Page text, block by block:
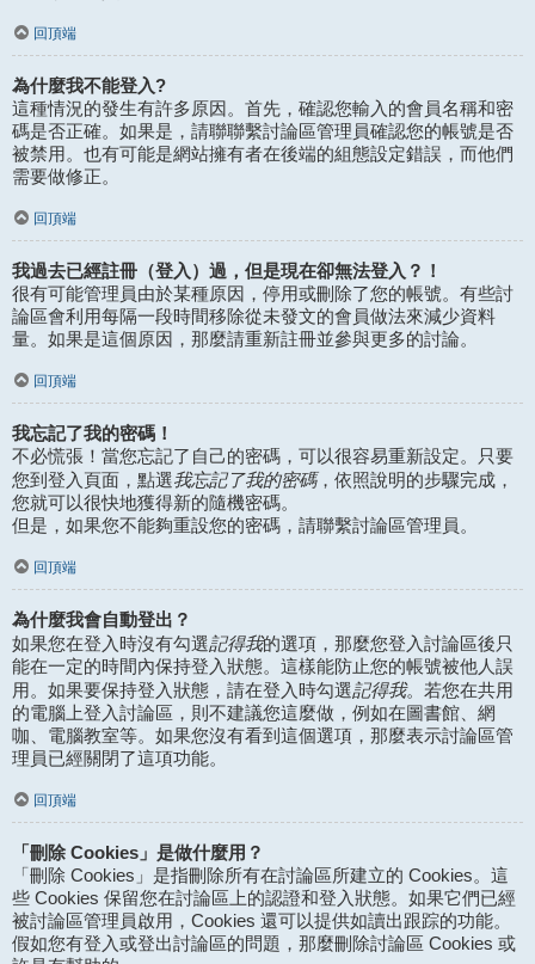
回頂端
為什麼我不能登入?
這種情況的發生有許多原因。首先，確認您輸入的會員名稱和密
碼是否正確。如果是，請聯聯繫討論區管理員確認您的帳號是否
被禁用。也有可能是網站擁有者在後端的組態設定錯誤，而他們
需要做修正。
回頂端
我過去已經註冊（登入）過，但是現在卻無法登入？！
很有可能管理員由於某種原因，停用或刪除了您的帳號。有些討
論區會利用每隔一段時間移除從未發文的會員做法來減少資料
量。如果是這個原因，那麼請重新註冊並參與更多的討論。
回頂端
我忘記了我的密碼！
不必慌張！當您忘記了自己的密碼，可以很容易重新設定。只要
您到登入頁面，點選我忘記了我的密碼，依照說明的步驟完成，
您就可以很快地獲得新的隨機密碼。
但是，如果您不能夠重設您的密碼，請聯繫討論區管理員。
回頂端
為什麼我會自動登出？
如果您在登入時沒有勾選記得我的選項，那麼您登入討論區後只
能在一定的時間內保持登入狀態。這樣能防止您的帳號被他人誤
用。如果要保持登入狀態，請在登入時勾選記得我。若您在共用
的電腦上登入討論區，則不建議您這麼做，例如在圖書館、網
咖、電腦教室等。如果您沒有看到這個選項，那麼表示討論區管
理員已經關閉了這項功能。
回頂端
「刪除 Cookies」是做什麼用？
「刪除 Cookies」是指刪除所有在討論區所建立的 Cookies。這
些 Cookies 保留您在討論區上的認證和登入狀態。如果它們已經
被討論區管理員啟用，Cookies 還可以提供如讀出跟踪的功能。
假如您有登入或登出討論區的問題，那麼刪除討論區 Cookies 或